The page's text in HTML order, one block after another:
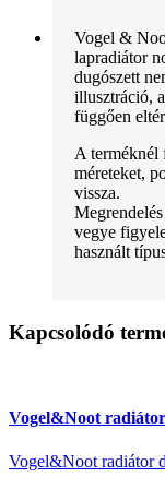
Vogel &
lapradiátor
dugószett
illusztráció,
függően
A terméknél
méreteket,
vissza.
vegye
használt
Kapcsolódó
Vogel&Noot
Vogel&Noot radiátor